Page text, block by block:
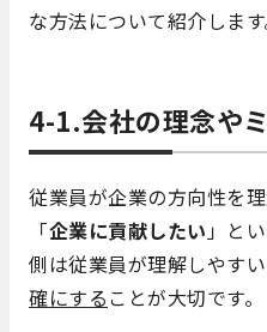
な方法について紹介します
4-1.会社の理念や
従業員が企業の方向性を
「企業に貢献したい 」と
側は従業員が理解しやすい
確にする ことが大切です。